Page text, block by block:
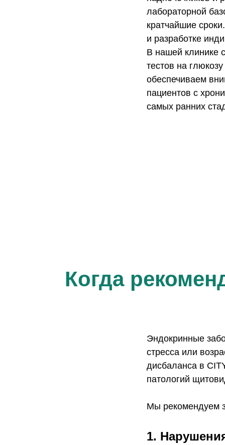
лабораторной
кратчайшие
и разработке
В нашей клинике
тестов на
обеспечиваем
пациентов с
самых ранних
Когда
Эндокринные
стресса или
дисбаланса в
патологий
Мы рекомендуем
1.